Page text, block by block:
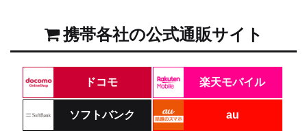
携帯各社の公式通販サイト
ドコモ 楽天モバイル
ソフトバンク au